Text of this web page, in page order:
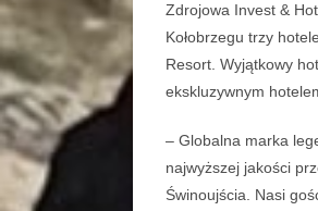
Zdrojowa Invest &
Kołobrzegu trzy
Resort. Wyjątkowy
ekskluzywnym
– Globalna marka
najwyższej jakości
Świnoujścia. Nasi